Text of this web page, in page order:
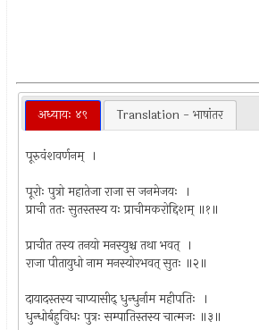
अध्यायः ४९ Translation - भाषांतर
पूरुवंशवर्णनम् ।
पूरोः पुत्रो महातेजा राजा स जनमेजयः ।
प्राची ततः सुतस्तस्य यः प्राचीमकरोद्दिशम् ॥१॥
प्राचीत तस्य तनयो मनस्युश्च तथा भवत् ।
राजा पीतायुधो नाम मनस्योरभवत् सुतः ॥२॥
दायादस्तस्य चाप्यासीद् धुन्धुर्नाम महीपतिः ।
धुन्धोर्बहुविधः पुत्रः सम्पातिस्तस्य चात्मजः ॥३॥